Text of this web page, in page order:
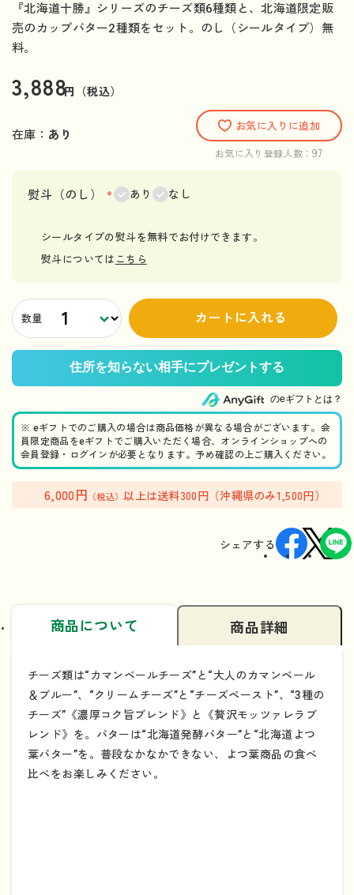
『北海道十勝』シリーズのチーズ類6種類と、北海道限定販
売のカップバター2種類をセット。のし（シールタイプ）無
料。
3,888円（税込）
在庫： あり
お気に入りに追加
お気に入り登録人数：97
熨斗（のし） ＊ あり なし
シールタイプの熨斗を無料でお付けできます。
熨斗については こちら
数量 カートに入れる
のeギフトとは？
※ eギフトでのご購入の場合は商品価格が異なる場合がございます。会
員限定商品をeギフトでご購入いただく場合、オンラインショップへの
会員登録・ログインが必要となります。予め確認の上ご購入ください。
6,000円 （税込）以上は送料300円（沖縄県のみ1,500円）
シェアする
商品について 商品詳細
チーズ類は“カマンベールチーズ”と“大人のカマンベール
＆ブルー”、“クリームチーズ”と“チーズペースト”、“3種の
チーズ”《濃厚コク旨ブレンド》と《贅沢モッツァレラブ
レンド》を。バターは“北海道発酵バター”と“北海道よつ
葉バター”を。普段なかなかできない、よつ葉商品の食べ
比べをお楽しみください。